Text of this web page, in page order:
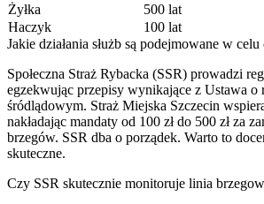
Żyłka
500 lat
Haczyk
100 lat
Jakie działania służb są podejmowane w celu
Społeczna Straż Rybacka (SSR) prowadzi
egzekwując przepisy wynikające z Ustawa o
śródlądowym. Straż Miejska Szczecin
nakładając mandaty od 100 zł do 500 zł za
brzegów. SSR dba o porządek. Warto to
skuteczne.
Czy SSR skutecznie monitoruje linia